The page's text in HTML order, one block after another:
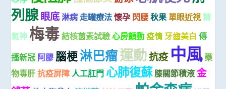
列腺眼底淋病 走罐療法 懷孕 閃腰 秋果 單眼近視 精
氣神 梅毒 結核菌素試驗 心房顫動 疫情 牙齒美白 傳
播新冠 阿膠 腦梗淋巴瘤運動抗疫 中風 藥
物毒肝 抗疫屏障 人工肛門 心肺復蘇膝關節積液 金